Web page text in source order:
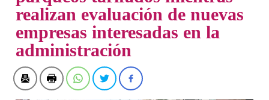
realizan evaluación de nuevas
empresas interesadas en la
administración